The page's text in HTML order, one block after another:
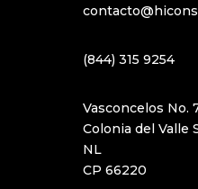
(844) 315 9254
Vasconcelos No.
Colonia del Valle
NL
CP 66220